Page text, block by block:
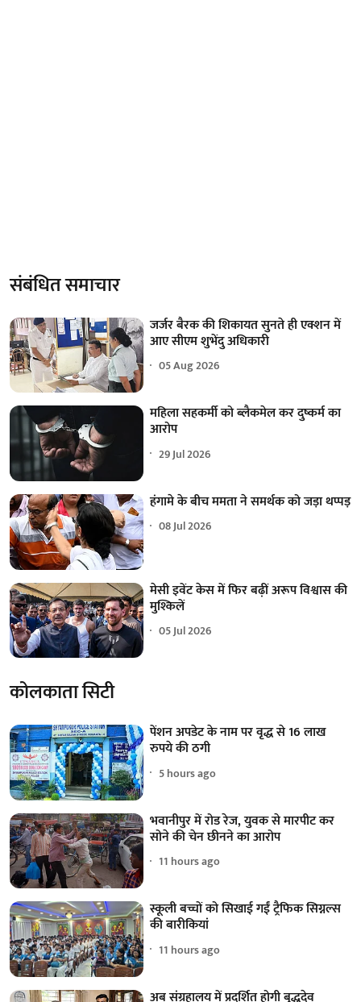
संबंधित समाचार
जर्जर बैरक की शिकायत सुनते ही एक्शन में
आए सीएम शुभेंदु अधिकारी
05 Aug 2026
महिला सहकर्मी को ब्लैकमेल कर दुष्कर्म का
आरोप
29 Jul 2026
हंगामे के बीच ममता ने समर्थक को जड़ा थप्पड़
08 Jul 2026
मेसी इवेंट केस में फिर बढ़ीं अरूप विश्वास की
मुश्किलें
05 Jul 2026
कोलकाता सिटी
पेंशन अपडेट के नाम पर वृद्ध से 16 लाख
रुपये की ठगी
5 hours ago
भवानीपुर में रोड रेज, युवक से मारपीट कर
सोने की चेन छीनने का आरोप
11 hours ago
स्कूली बच्चों को सिखाई गईं ट्रैफिक सिग्नल्स
की बारीकियां
11 hours ago
अब संग्रहालय में प्रदर्शित होगी बुद्धदेव